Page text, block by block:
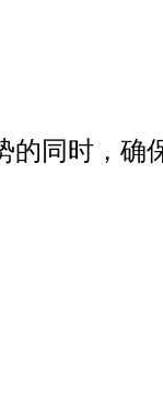
同时，确